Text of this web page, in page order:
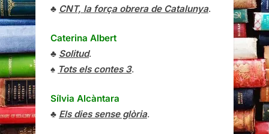
♣ CNT, la força obrera de Catalunya.
Caterina Albert
♣ Solitud.
♠ Tots els contes 3.
Sílvia Alcàntara
♣ Els dies sense glòria.